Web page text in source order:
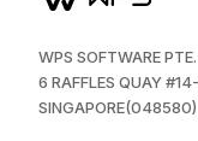
WPS SOFTWARE
6 RAFFLES QUAY
SINGAPORE(048580)